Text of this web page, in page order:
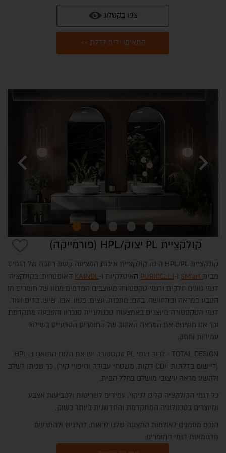
צפו בקטלוג
התאימו ידית לדלת >>
chevron_left chevron_right
קולקציית PL יצוק/HPL (פורמייקה)
קולקציית HPL/PL הינה קולקציית איכות המציעה קשת רחבה של דגמים
מבית SM'art ו-PURICELLI האיטלקיות ו-KAINDL האוסטרית. בקולקציה
דגמי גוונים חלקים ודגמי טקסטורה מעוצבים המדמים מגוון של חומרים מן
הטבע במראה ובתחושה, בהם: מתכות, עצים, בטון, אבן, שיש, בדים ועוד.
דגמי הטקסטורה מיוצרים באמצעות טכנולוגיית סנכרון והטבעה מתקדמת
וכך אנו משיגים את המראה האהוב של החומרים הטבעיים בשילוב
עמידות וחוזק.
TOTAL DESIGN - לרוב דגמי PL טקסטורה יש את הלוח התואם ב-HPL
(ליישום בדלתות CDF דקות, משטחי עבודה וחיפויי קיר), כך שניתן לשלב
ולהשיג מראה עיצובי מושלם בחלל הבית.
כל דגמי הקולקציה קלים לניקוי, עמידים לשריטות ולטביעות אצבע
ומיוצרים בטכנולוגיה המתקדמת והחדשנית ביותר בשוק.
הנכם מוזמנים לאולמות התצוגה שלנו לראות, להרגיש ולהתרשם
מדגומאות דגמי החומרים.